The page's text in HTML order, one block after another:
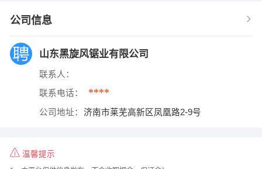
公司信息
山东黑旋风锯业有限公司
联系人：
联系电话： ****
公司地址： 济南市莱芜高新区凤凰路2-9号
温馨提示